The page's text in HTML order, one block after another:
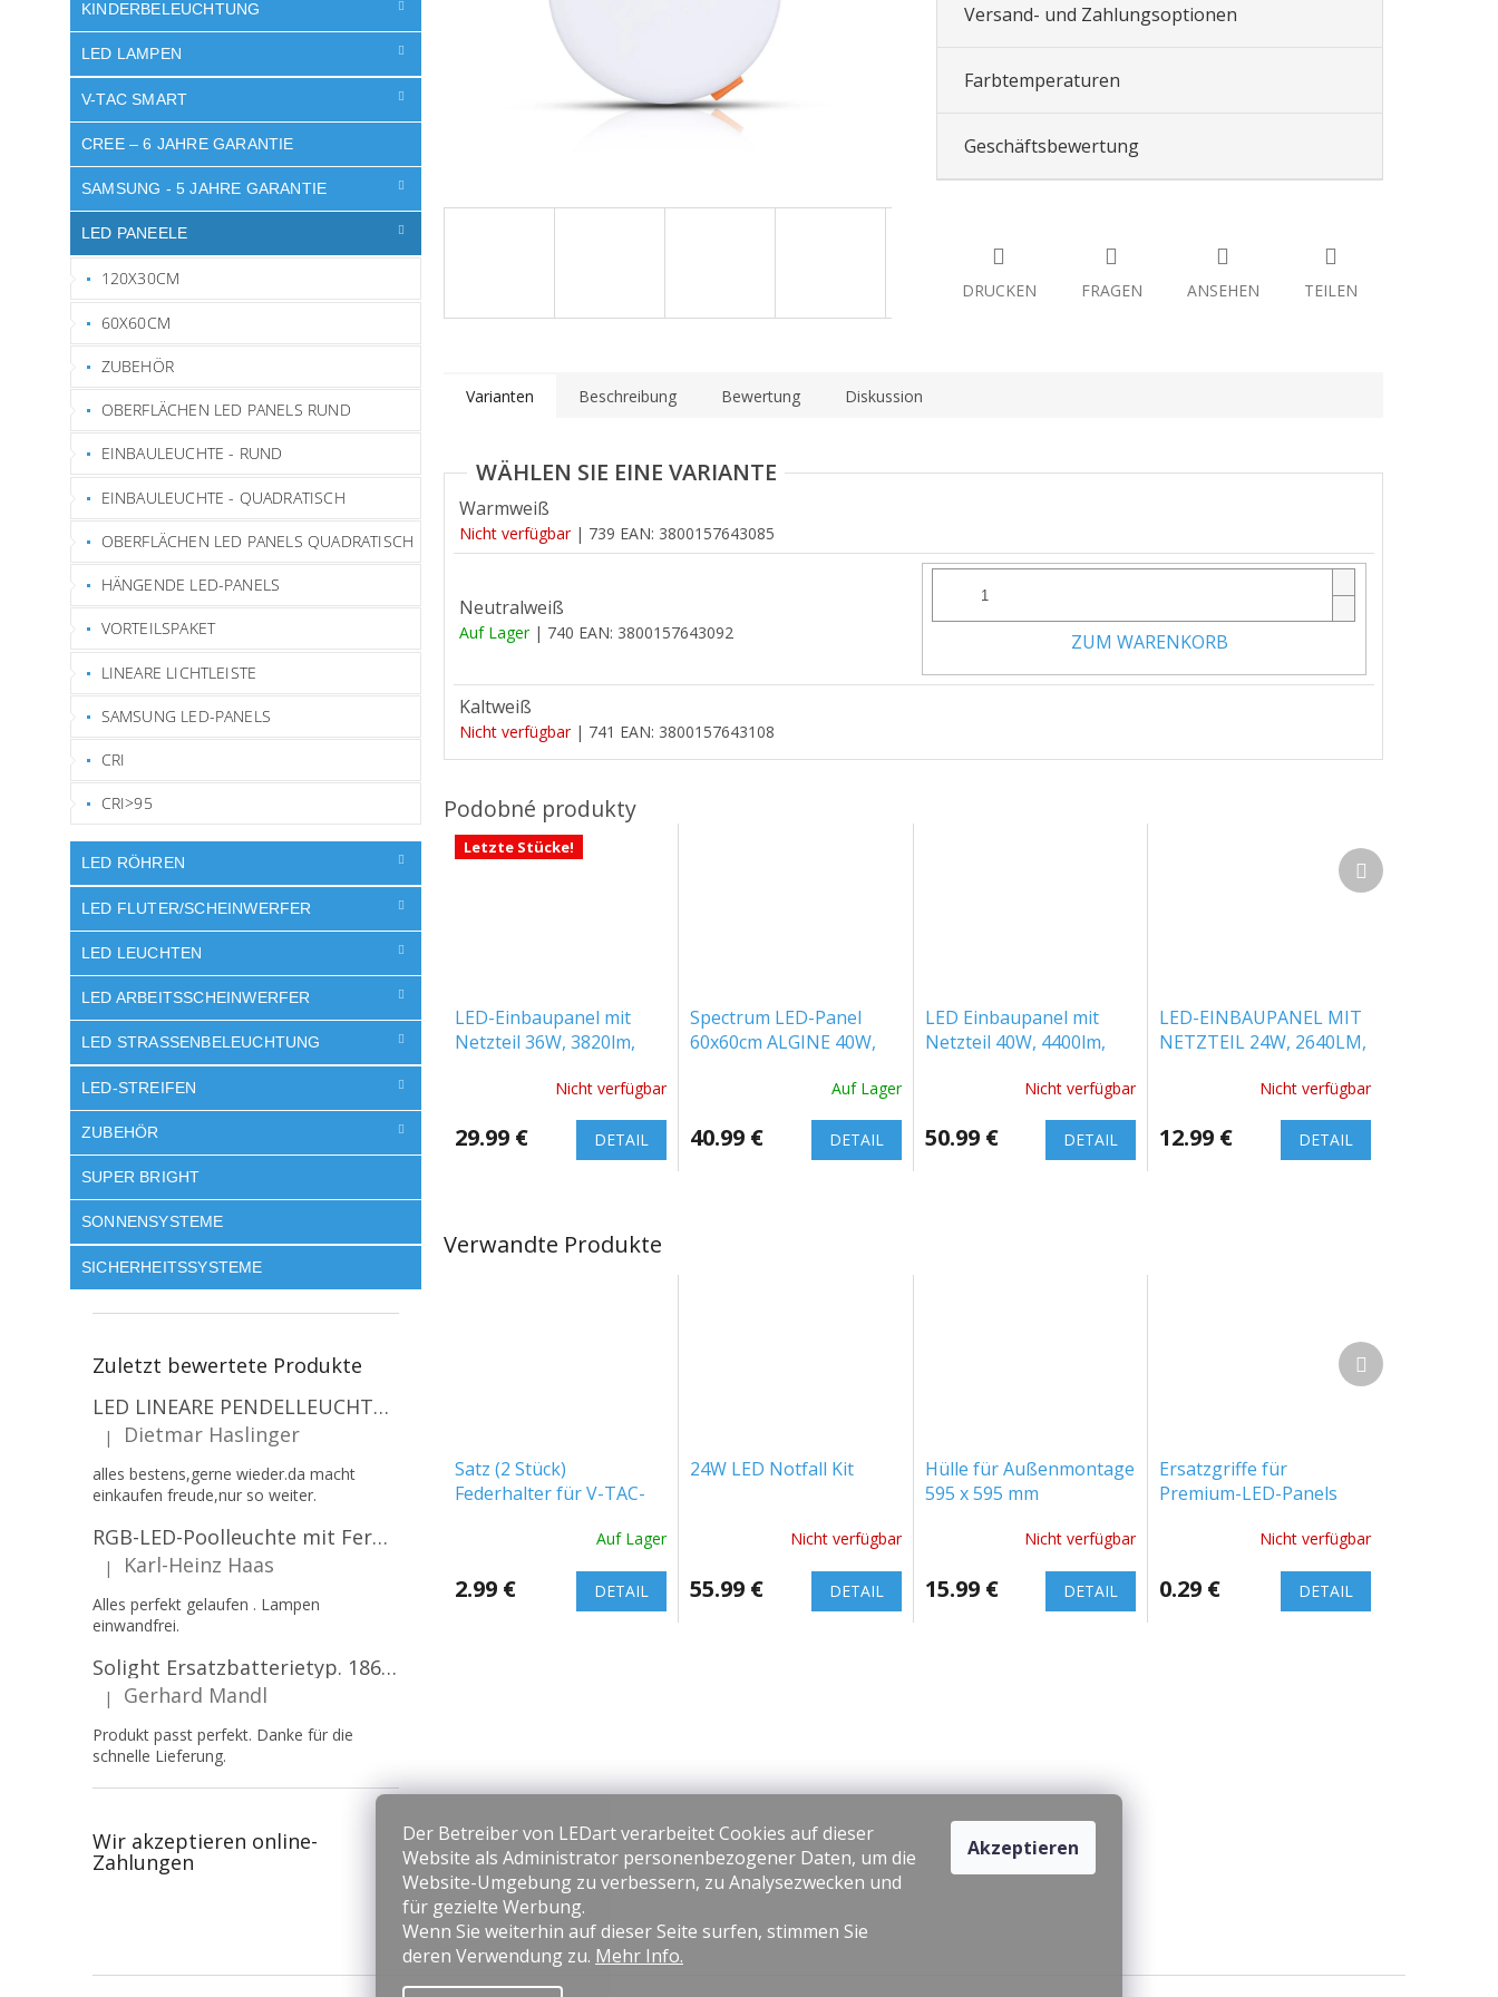
Der Betreiber von LEDart verarbeitet Cookies auf dieser
Website als Administrator personenbezogener Daten, um die
Website-Umgebung zu verbessern, zu Analysezwecken und
für gezielte Werbung.
Wenn Sie weiterhin auf dieser Seite surfen, stimmen Sie
deren Verwendung zu. Mehr Info.
Akzeptieren
KINDERBELEUCHTUNG
LED LAMPEN
V-TAC SMART
CREE – 6 JAHRE GARANTIE
SAMSUNG - 5 JAHRE GARANTIE
LED PANEELE
120X30CM
60X60CM
ZUBEHÖR
OBERFLÄCHEN LED PANELS RUND
EINBAULEUCHTE - RUND
EINBAULEUCHTE - QUADRATISCH
OBERFLÄCHEN LED PANELS QUADRATISCH
HÄNGENDE LED-PANELS
VORTEILSPAKET
LINEARE LICHTLEISTE
SAMSUNG LED-PANELS
CRI
CRI>95
LED RÖHREN
LED FLUTER/SCHEINWERFER
LED LEUCHTEN
LED ARBEITSSCHEINWERFER
LED STRASSENBELEUCHTUNG
LED-STREIFEN
ZUBEHÖR
SUPER BRIGHT
SONNENSYSTEME
SICHERHEITSSYSTEME
Zuletzt bewertete Produkte
LED LINEARE PENDELLEUCHTE EXECULINE 120CM, 30W, 3750LM, 96°, 4000K, IP20, WEISS [207806]
Die Produktbewertung beträgt 5 von 5 Sternen.
| Dietmar Haslinger
alles bestens,gerne wieder.da macht
einkaufen freude,nur so weiter.
RGB-LED-Poolleuchte mit Fernbedienung, 12W, 1260lm, PAR56, 12V, 1+1 gratis!
Die Produktbewertung beträgt 5 von 5 Sternen.
| Karl-Heinz Haas
Alles perfekt gelaufen . Lampen
einwandfrei.
Solight Ersatzbatterietyp. 18650, 3,7 V, Li-Ion, 2200 mAh [WN900]
Die Produktbewertung beträgt 5 von 5 Sternen.
| Gerhard Mandl
Produkt passt perfekt. Danke für die
schnelle Lieferung.
Wir akzeptieren online-
Zahlungen
Versand- und Zahlungsoptionen
Farbtemperaturen
Geschäftsbewertung
DRUCKEN FRAGEN ANSEHEN TEILEN
Verwandte Produkte
Satz (2 Stück)
Federhalter für V-TAC-
Auf Lager
2.99 € DETAIL
24W LED Notfall Kit
Nicht verfügbar
55.99 € DETAIL
Hülle für Außenmontage
595 x 595 mm
Nicht verfügbar
15.99 € DETAIL
Ersatzgriffe für
Premium-LED-Panels
Nicht verfügbar
0.29 € DETAIL
Nächstes
Produkt
Varianten Beschreibung Bewertung Diskussion
Warmweiß
Nicht verfügbar | 739 EAN: 3800157643085
Neutralweiß
Auf Lager | 740 EAN: 3800157643092 ZUM WARENKORB
Kaltweiß
Nicht verfügbar | 741 EAN: 3800157643108
Letzte Stücke!
LED-Einbaupanel mit
Netzteil 36W, 3820lm,
Nicht verfügbar
29.99 € DETAIL
Spectrum LED-Panel
60x60cm ALGINE 40W,
Auf Lager
40.99 € DETAIL
LED Einbaupanel mit
Netzteil 40W, 4400lm,
Nicht verfügbar
50.99 € DETAIL
LED-EINBAUPANEL MIT
NETZTEIL 24W, 2640LM,
QUADRATISCHNicht verfügbar
12.99 € DETAIL
Nächstes
Produkt